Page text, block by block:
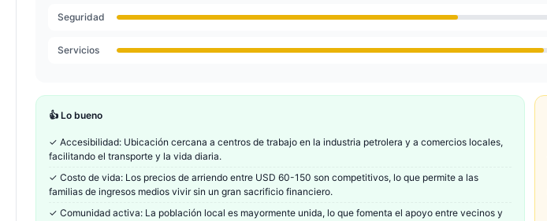
Seguridad
Servicios
👍 Lo bueno
✓ Accesibilidad: Ubicación cercana a centros de trabajo en la industria petrolera y a comercios locales,
facilitando el transporte y la vida diaria.
✓ Costo de vida: Los precios de arriendo entre USD 60-150 son competitivos, lo que permite a las
familias de ingresos medios vivir sin un gran sacrificio financiero.
✓ Comunidad activa: La población local es mayormente unida, lo que fomenta el apoyo entre vecinos y